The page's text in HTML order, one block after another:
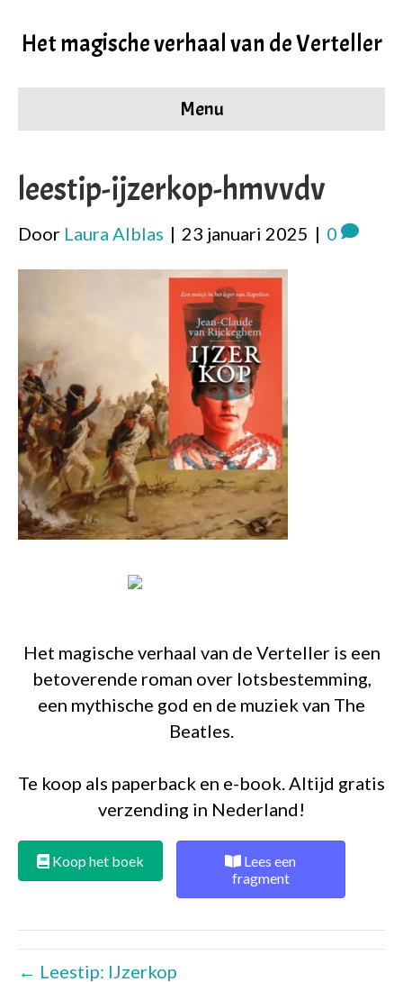
Het magische verhaal van de Verteller
Menu
leestip-ijzerkop-hmvvdv
Door Laura Alblas | 23 januari 2025 | 0
Het magische verhaal van de Verteller is een
betoverende roman over lotsbestemming,
een mythische god en de muziek van The
Beatles.
Te koop als paperback en e-book. Altijd gratis
verzending in Nederland!
Koop het boek
Lees een
fragment
← Leestip: IJzerkop